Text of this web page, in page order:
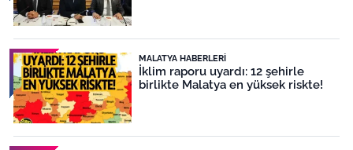
MALATYA HABERLERI
İklim raporu uyardı: 12 şehirle
birlikte Malatya en yüksek riskte!